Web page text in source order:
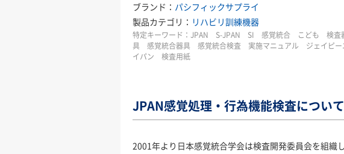
ブランド： パシフィックサプライ
製品カテゴリ： リハビリ訓練機器
特定キーワード： JPAN S-JPAN SI 感覚統合 こども 検査
具 感覚統合器具 感覚統合検査 実施マニュアル ジェイピ
イパン 検査用紙
JPAN感覚処理・行為機能検査について
2001年より日本感覚統合学会は検査開発委員会を組織